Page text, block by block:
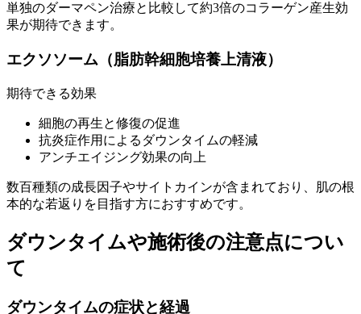
単独のダーマペン治療と比較して約3倍のコラーゲン産生効
果が期待できます。
エクソソーム（脂肪幹細胞培養上清液）
期待できる効果
細胞の再生と修復の促進
抗炎症作用によるダウンタイムの軽減
アンチエイジング効果の向上
数百種類の成長因子やサイトカインが含まれており、肌の根
本的な若返りを目指す方におすすめです。
ダウンタイムや施術後の注意点につい
て
ダウンタイムの症状と経過